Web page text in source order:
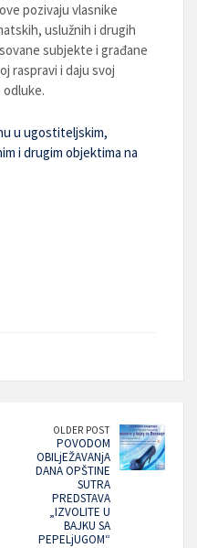
pozivaju vlasnike
uslužnih i drugih
subjekte i građane
raspravi i daju svoj
u ugostiteljskim,
i drugim objektima na
OLDER POST
POVODOM
OBILjEŽAVANjA
DANA OPŠTINE
SUTRA
PREDSTAVA
„IZVOLITE U
BAJKU SA
PEPELjUGOM“